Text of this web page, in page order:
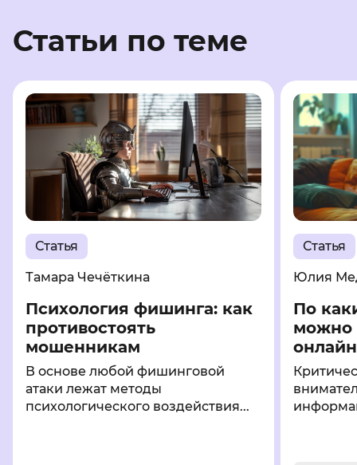
Статьи по теме
Статья
Тамара Чечёткина
Психология фишинга: как
противостоять
мошенникам
В основе любой фишинговой
атаки лежат методы
психологического воздействия...
Статья
Юлия
По
можно